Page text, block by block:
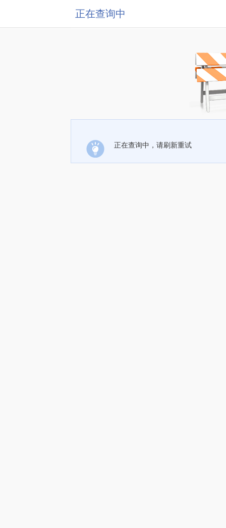
正在查询中
正在查询中，请刷新重试